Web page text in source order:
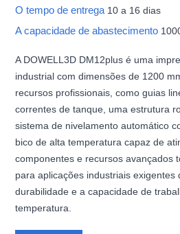
O tempo de entrega 10 a 16 dias
A capacidade de abastecimento
A DOWELL3D DM12plus é uma
industrial com dimensões de 1200
recursos profissionais, como guias
correntes de tanque, uma estrutura
sistema de nivelamento automático
bico de alta temperatura capaz de
componentes e recursos avançados
para aplicações industriais exigentes
durabilidade e a capacidade de
temperatura.